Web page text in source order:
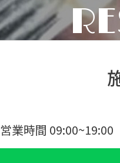
営業時間 09:00~19:00